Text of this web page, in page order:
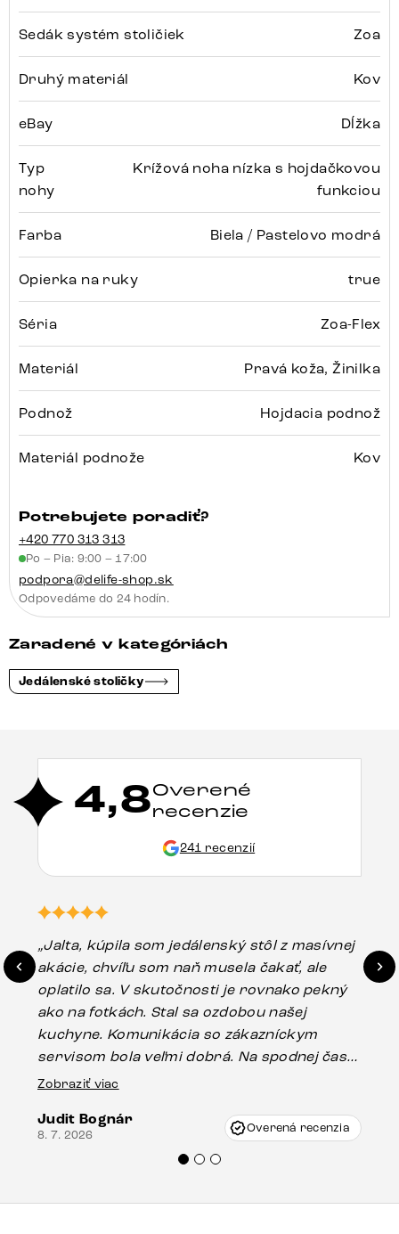
Sedák systém stoličiek Zoa
Druhý materiál Kov
eBay Dĺžka
Typ
nohy
Krížová noha nízka s hojdačkovou
funkciou
Farba Biela / Pastelovo modrá
Opierka na ruky true
Séria Zoa-Flex
Materiál Pravá koža, Žinilka
Podnož Hojdacia podnož
Materiál podnože Kov
Potrebujete poradiť?
+420 770 313 313
Po – Pia: 9:00 – 17:00
podpora@delife-shop.sk
Odpovedáme do 24 hodín.
Zaradené v kategóriách
Jedálenské stoličky
4,8Overené
recenzie
241 recenzií
„Jalta, kúpila som jedálenský stôl z masívnej
akácie, chvíľu som naň musela čakať, ale
oplatilo sa. V skutočnosti je rovnako pekný
ako na fotkách. Stal sa ozdobou našej
kuchyne. Komunikácia so zákazníckym
servisom bola veľmi dobrá. Na spodnej časti
stola bolo malé poškodenie, pravdepodobne
Vincze pri riešení mojej záležitosti pristúpili
veľmi korektne. Odporúčam produkty Delife
Zobraziť viac
Judit Bognár
8. 7. 2026 Overená recenzia